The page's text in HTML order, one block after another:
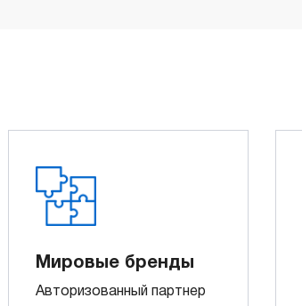
Мировые бренды
Авторизованный партнер